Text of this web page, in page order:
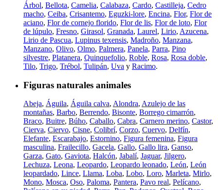
Árbol, Bellota, Camelia, Calabaza, Cardo, Castilleja, Cedro
macho, Ceiba, Crisantemo, Eguzki-lore, Encina, Flor, Flor de
aciano, Flor de cornejo florido, Flor de lis, Flor de loto, Flor
de lúpulo, Fresno, Girasol, Granada, Laurel, Lirio, Azucena,
Lirio de Pascua, Lupinus texensis, Madroño, Manzana,
Manzano, Olivo, Olmo, Palmera, Panela, Parra, Pino
silvestre, Platanera, Quinquefolio, Roble, Rosa, Rosa doble,
Tilo, Trigo, Trébol, Tulipán, Uva y Racimo.
Figuras naturales animales
Abeja, Águila, Águila calva, Alondra, Azulejo de las
montañas, Barbo, Berrendo, Bisonte, Borrego cimarrón,
Braco, Buitre, Búho, Caballo, Cabra, Carnero merino, Castor,
Cierva, Ciervo, Cisne, Colibrí, Corzo, Cuervo, Delfín,
Elefante, Escarabajo, Estornino, Figura femenina, Figura
masculina, Frailecillo, Gacela, Gallo, Gallo lira, Ganso,
Garza, Gato, Gaviota, Halcón, Jabalí, Jaguar, Jilgero,
Lechuza, Leona, Leopardo, Leopardo leonado, León, León
leopardado, Lince, Llama, Loba, Lobo, Loro, Marleta, Mirlo,
Mono, Mosca, Oso, Paloma, Pantera, Pavo real, Pelícano,